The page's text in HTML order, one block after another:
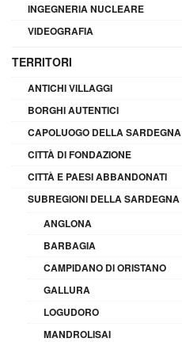
INGEGNERIA NUCLEARE
VIDEOGRAFIA
TERRITORI
ANTICHI VILLAGGI
BORGHI AUTENTICI
CAPOLUOGO DELLA SARDEGNA
CITTÀ DI FONDAZIONE
CITTÀ E PAESI ABBANDONATI
SUBREGIONI DELLA SARDEGNA
ANGLONA
BARBAGIA
CAMPIDANO DI ORISTANO
GALLURA
LOGUDORO
MANDROLISAI